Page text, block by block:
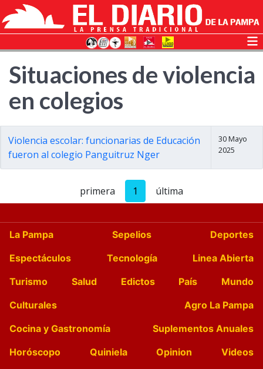
Situaciones de violencia
en colegios
Violencia escolar: funcionarias de Educación
fueron al colegio Panguitruz Nger
30 Mayo
2025
primera 1 última
La Pampa Sepelios
Deportes
Espectáculos
Tecnología
Linea Abierta
Turismo
Salud Edictos País
Mundo
Culturales
Agro La Pampa
Cocina y Gastronomía
Suplementos Anuales
Horóscopo
Quiniela Opinion
Videos